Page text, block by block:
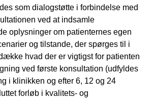
som dialogstøtte i forbindelse med
ved at indsamle
oplysninger om patienternes egen
og tilstande, der spørges til i
hvad der er vigtigst for patienten
ved første konsultation (udfyldes
i klinikken og efter 6, 12 og 24
forløb i kvalitets- og